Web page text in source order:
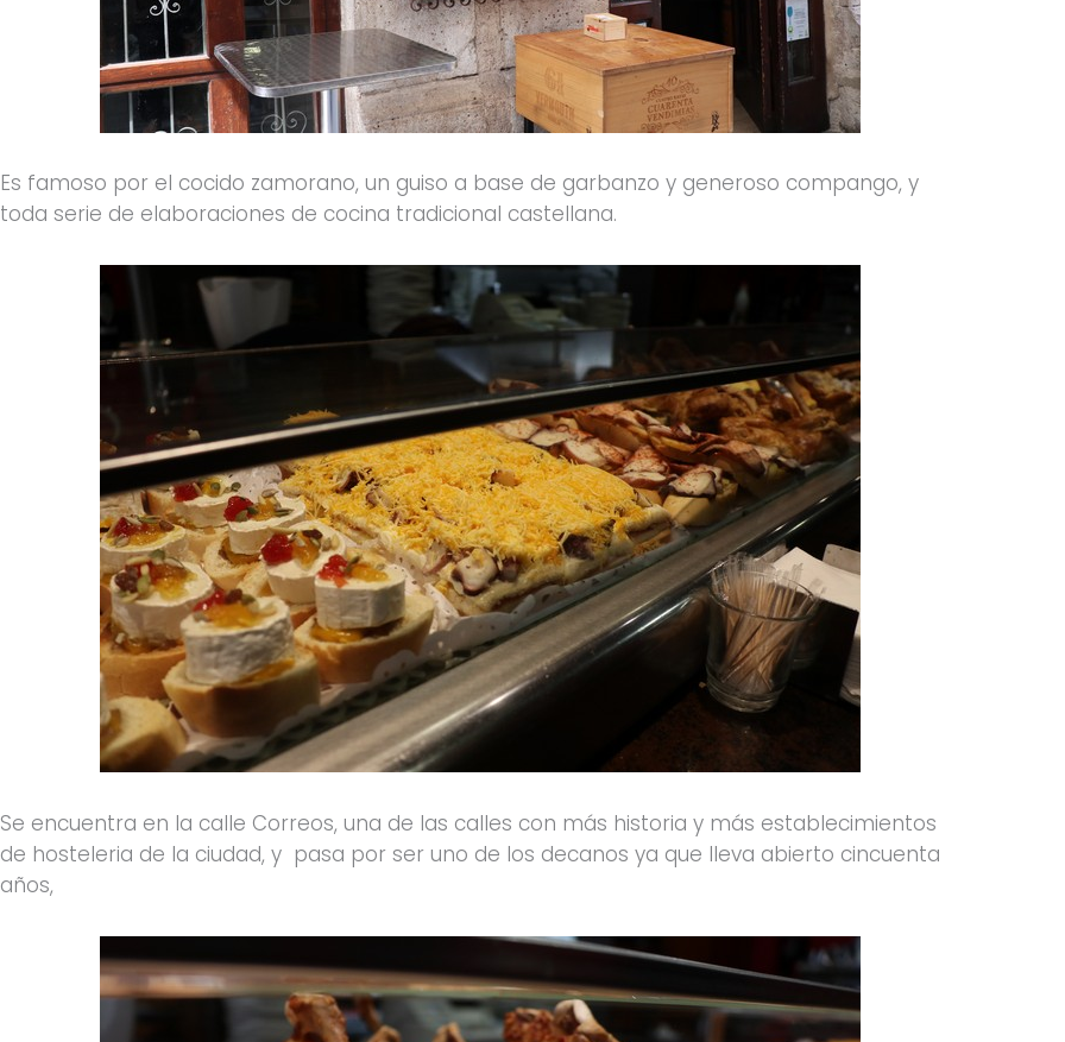
Es famoso por el cocido zamorano, un guiso a base de garbanzo y generoso compango, y
toda serie de elaboraciones de cocina tradicional castellana.
Se encuentra en la calle Correos, una de las calles con más historia y más establecimientos
de hosteleria de la ciudad, y pasa por ser uno de los decanos ya que lleva abierto cincuenta
años,